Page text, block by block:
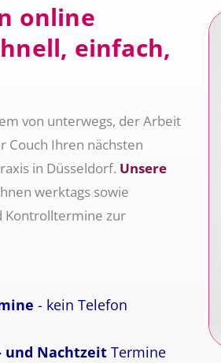
online
einfach,
von unterwegs, der Arbeit
Couch Ihren nächsten
in Düsseldorf. Unsere
werktags sowie
Kontrolltermine zur
- kein Telefon
und Nachtzeit Termine